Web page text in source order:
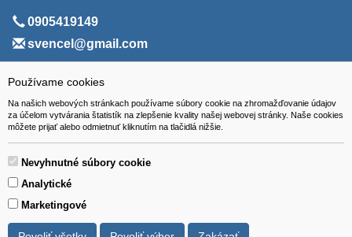
Používame cookies
Na našich webových stránkach používame súbory cookie na zhromažďovanie údajov
za účelom vytvárania štatistík na zlepšenie kvality našej webovej stránky. Naše cookies
môžete prijať alebo odmietnuť kliknutím na tlačidlá nižšie.
Nevyhnutné súbory cookie
Analytické
Marketingové
0905419149
svencel@gmail.com
ADRESA
VEST - tech s.r.o.
Hviezdoslavova 280/6, 965 01 Žiar nad Hronom
Slovakia (Slovak Republic)